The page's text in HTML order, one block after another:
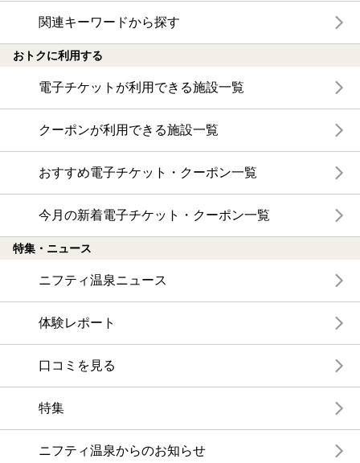
関連キーワードから探す
おトクに利用する
電子チケットが利用できる施設一覧
クーポンが利用できる施設一覧
おすすめ電子チケット・クーポン一覧
今月の新着電子チケット・クーポン一覧
特集・ニュース
ニフティ温泉ニュース
体験レポート
口コミを見る
特集
ニフティ温泉からのお知らせ